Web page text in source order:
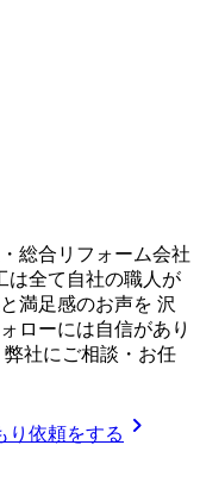
総合リフォーム会社
は全て自社の職人が
満足感のお声を 沢
ローには自信があり
社にご相談・お任
り依頼をする chevron_right